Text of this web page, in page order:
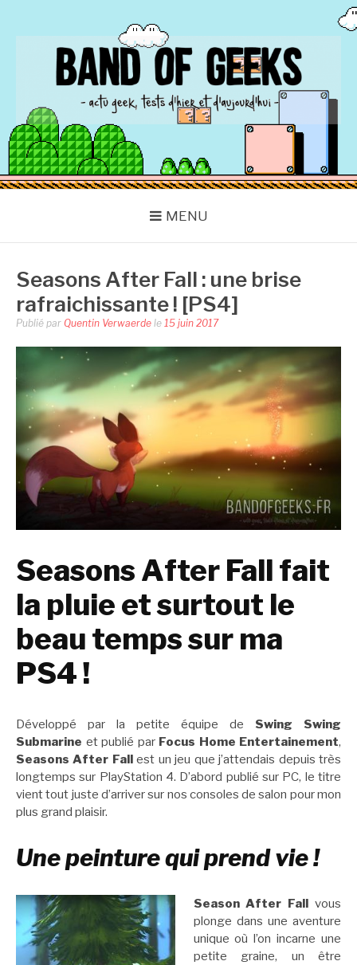
BAND OF GEEKS
Actu Geek d'hier et d'aujourd'hui
MENU
Seasons After Fall : une brise
rafraichissante ! [PS4]
Publié par Quentin Verwaerde le 15 juin 2017
Seasons After Fall fait
la pluie et surtout le
beau temps sur ma
PS4 !
Développé par la petite équipe de Swing Swing
Submarine et publié par Focus Home Entertainement,
Seasons After Fallest un jeu que j’attendais depuis très
longtemps sur PlayStation 4. D’abord publié sur PC, le titre
vient tout juste d’arriver sur nos consoles de salon pour mon
plus grand plaisir.
Une peinture qui prend vie !
Season After Fall vous
plonge dans une aventure
unique où l’on incarne une
petite graine, un être